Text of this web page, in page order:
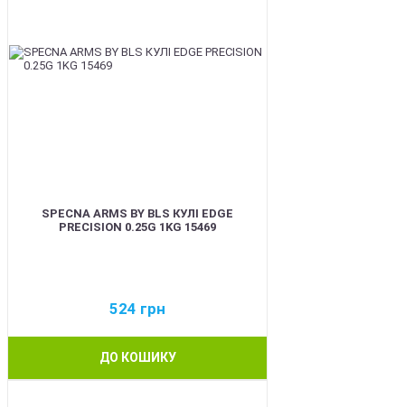
SPECNA ARMS BY BLS КУЛІ EDGE
PRECISION 0.25G 1KG 15469
524 грн
ДО КОШИКУ